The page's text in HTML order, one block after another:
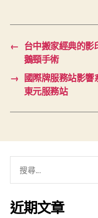
← 台中搬家經典的
鵝頸手術
→ 國際牌服務站影
東元服務站
關
鍵
字:
近期文章